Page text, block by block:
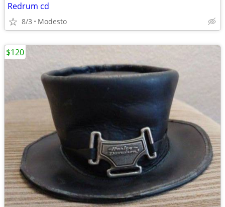
Redrum cd
8/3 Modesto
$120